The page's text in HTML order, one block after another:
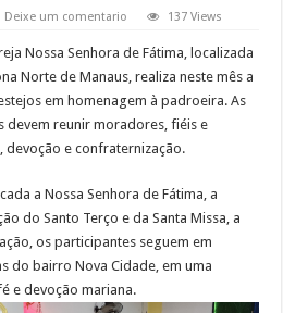
Deixe um comentario 137 Views
Nossa Senhora de Fátima, localizada
Norte de Manaus, realiza neste mês a
em homenagem à padroeira. As
devem reunir moradores, fiéis e
devoção e confraternização.
a Nossa Senhora de Fátima, a
do Santo Terço e da Santa Missa, a
os participantes seguem em
do bairro Nova Cidade, em uma
e devoção mariana.